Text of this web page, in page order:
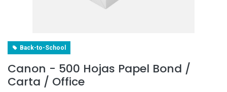
Back-to-School
Canon - 500 Hojas Papel Bond /
Carta / Office